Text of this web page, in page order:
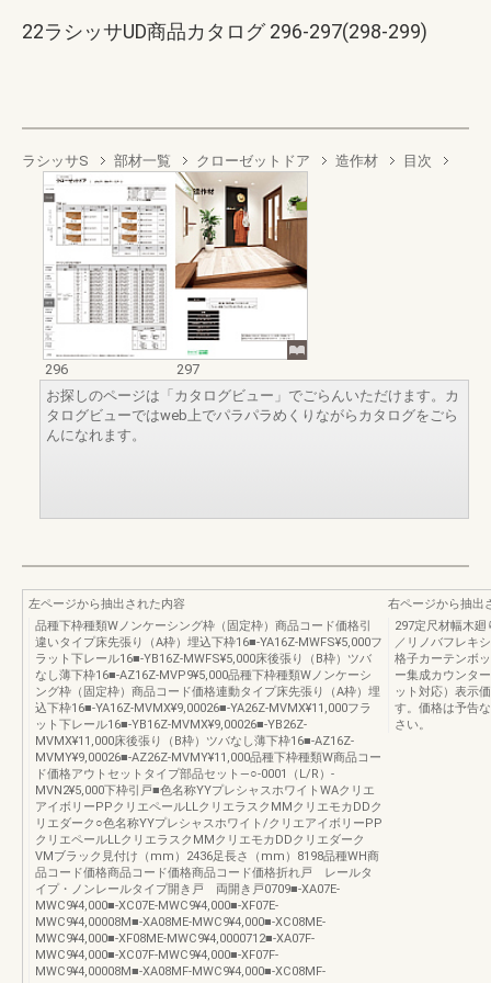
22ラシッサUD商品カタログ 296-297(298-299)
ラシッサS 部材一覧 クローゼットドア 造作材 目次
296
297
お探しのページは「カタログビュー」でごらんいただけます。カ
タログビューではweb上でパラパラめくりながらカタログをごら
んになれます。
左ページから抽出された内容
品種下枠種類Wノンケーシング枠（固定枠）商品コード価格引
違いタイプ床先張り（A枠）埋込下枠16■-YA16Z-MWFS¥5,000フ
ラット下レール16■-YB16Z-MWFS¥5,000床後張り（B枠）ツバ
なし薄下枠16■-AZ16Z-MVP9¥5,000品種下枠種類Wノンケーシ
ング枠（固定枠）商品コード価格連動タイプ床先張り（A枠）埋
込下枠16■-YA16Z-MVMX¥9,00026■-YA26Z-MVMX¥11,000フラ
ット下レール16■-YB16Z-MVMX¥9,00026■-YB26Z-
MVMX¥11,000床後張り（B枠）ツバなし薄下枠16■-AZ16Z-
MVMY¥9,00026■-AZ26Z-MVMY¥11,000品種下枠種類W商品コー
ド価格アウトセットタイプ部品セット—○-0001（L/R）-
MVN2¥5,000下枠引戸■色名称YYプレシャスホワイトWAクリエ
アイボリーPPクリエペールLLクリエラスクMMクリエモカDDク
リエダーク○色名称YYプレシャスホワイト/クリエアイボリーPP
クリエペールLLクリエラスクMMクリエモカDDクリエダーク
VMブラック見付け（mm）2436足長さ（mm）8198品種WH商
品コード価格商品コード価格商品コード価格折れ戸 レールタ
イプ・ノンレールタイプ開き戸 両開き戸0709■-XA07E-
MWC9¥4,000■-XC07E-MWC9¥4,000■-XF07E-
MWC9¥4,00008M■-XA08ME-MWC9¥4,000■-XC08ME-
MWC9¥4,000■-XF08ME-MWC9¥4,0000712■-XA07F-
MWC9¥4,000■-XC07F-MWC9¥4,000■-XF07F-
MWC9¥4,00008M■-XA08MF-MWC9¥4,000■-XC08MF-
右ページから抽出
297定尺材幅木
／リノバフレキ
格子カーテンボ
ー集成カウンタ
ット対応）表示
す。価格は予告
さい。